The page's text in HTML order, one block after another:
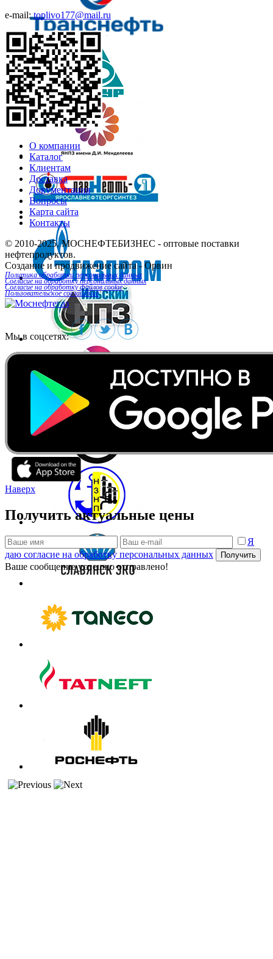
e-mail:toplivo177@mail.ru
О компании
Каталог
Клиентам
Доставка
Документация
Вопросы
Карта сайта
Контакты
© 2010-2025.МОСНЕФТЕБИЗНЕС - оптовые поставки
нефтепродуктов.
Создание и продвижение сайта- Орвин
Политика обработки персональных данных
Согласие на обработку персональных данных
Согласие на обработку файлов cookie
Пользовательское соглашение
Мы в соцсетях:
Наверх
Получить актуальные цены
Я
даю согласие на обработку персональных данных
Получить
Ваше сообщение успешно отправлено!